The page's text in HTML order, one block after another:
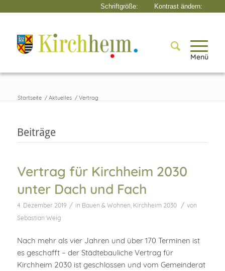
Menü
Startseite / Aktuelles / Vertrag
Beiträge
Vertrag für Kirchheim 2030
unter Dach und Fach
4. Dezember 2019 / in Bauen & Wohnen, Kirchheim 2030 / von
Sebastian Weig
Nach mehr als vier Jahren und über 170 Terminen ist
es geschafft – der Städtebauliche Vertrag für
Kirchheim 2030 ist geschlossen und vom Gemeinderat